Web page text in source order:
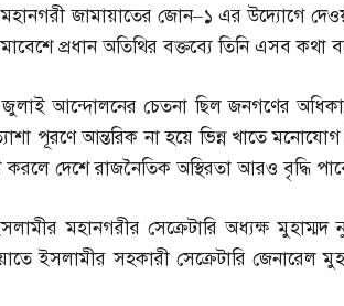
জামায়াতের জোন–১ এর উদ্যোগে
প্রধান অতিথির বক্তব্যে তিনি এসব কথা
জুলাই আন্দোলনের চেতনা ছিল জনগণের অধিকার
পূরণে আন্তরিক না হয়ে ভিন্ন খাতে মনোযোগ
করলে দেশে রাজনৈতিক অস্থিরতা আরও বৃদ্ধি
মহানগরীর সেক্রেটারি অধ্যক্ষ
ইসলামীর সহকারী সেক্রেটারি জেনারেল